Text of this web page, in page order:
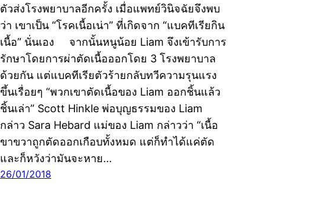
ตัวส่งโรงพยาบาลอีกครั้ง เมื่อแพทย์วินิจฉัยจึงพบ
ว่า เขาเป็น “โรคเนื้อเน่า” ที่เกิดจาก “แบคทีเรียกิน
เนื้อ” นั่นเอง จากนั้นหนูน้อย Liam จึงเข้ารับการ
รักษาโดยการผ่าตัดเนื้อออกโดย 3 โรงพยาบาล
ด้วยกัน แต่แบคทีเรียตัวร้ายกลับทวีความรุนแรง
ขึ้นเรื่อยๆ “พวกเขาตัดเนื้อของ Liam ออกชิ้นแล้ว
ชิ้นเล่า” Scott Hinkle พ่อบุญธรรมของ Liam
กล่าว Sara Hebard แม่ของ Liam กล่าวว่า “เนื้อ
ขาขวาถูกตัดออกเกือบทั้งหมด แต่ก็ทำได้แค่ตัด
และก็หวังว่ามันจะหาย…
26/01/2018